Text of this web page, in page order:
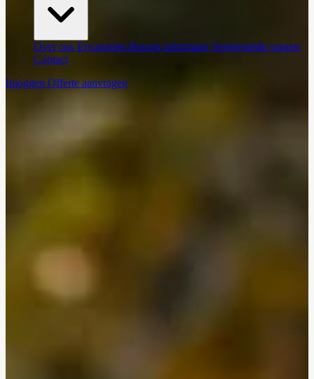
Over ons Ervaringen Bezorg informatie Veelgestelde vragen
Contact
Inloggen Offerte aanvragen